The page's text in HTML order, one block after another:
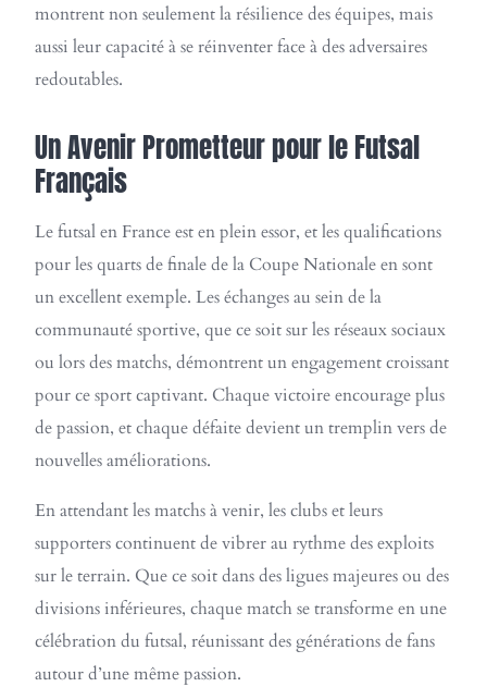
montrent non seulement la résilience des équipes, mais
aussi leur capacité à se réinventer face à des adversaires
redoutables.
Un Avenir Prometteur pour le Futsal
Français
Le futsal en France est en plein essor, et les qualifications
pour les quarts de finale de la Coupe Nationale en sont
un excellent exemple. Les échanges au sein de la
communauté sportive, que ce soit sur les réseaux sociaux
ou lors des matchs, démontrent un engagement croissant
pour ce sport captivant. Chaque victoire encourage plus
de passion, et chaque défaite devient un tremplin vers de
nouvelles améliorations.
En attendant les matchs à venir, les clubs et leurs
supporters continuent de vibrer au rythme des exploits
sur le terrain. Que ce soit dans des ligues majeures ou des
divisions inférieures, chaque match se transforme en une
célébration du futsal, réunissant des générations de fans
autour d’une même passion.